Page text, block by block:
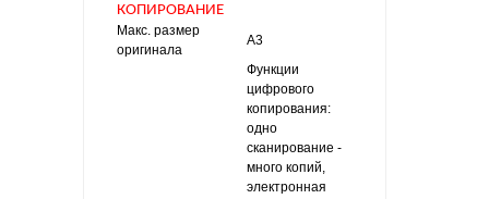
КОПИРОВАНИЕ
Макс. размер
оригинала
A3
Функции
цифрового
копирования:
одно
сканирование -
много копий,
электронная